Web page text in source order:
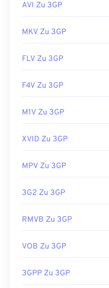
AVI Zu 3GP
MKV Zu 3GP
FLV Zu 3GP
F4V Zu 3GP
M1V Zu 3GP
XVID Zu 3GP
MPV Zu 3GP
3G2 Zu 3GP
RMVB Zu 3GP
VOB Zu 3GP
3GPP Zu 3GP